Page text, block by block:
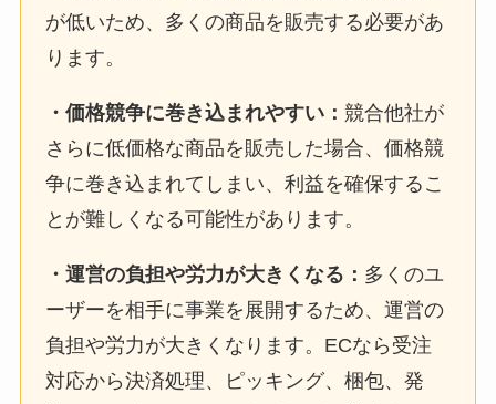
が低いため、多くの商品を販売する必要があ
ります。
・価格競争に巻き込まれやすい：競合他社が
さらに低価格な商品を販売した場合、価格競
争に巻き込まれてしまい、利益を確保するこ
とが難しくなる可能性があります。
・運営の負担や労力が大きくなる： 多くのユ
ーザーを相手に事業を展開するため、運営の
負担や労力が大きくなります。ECなら受注
対応から決済処理、ピッキング、梱包、発